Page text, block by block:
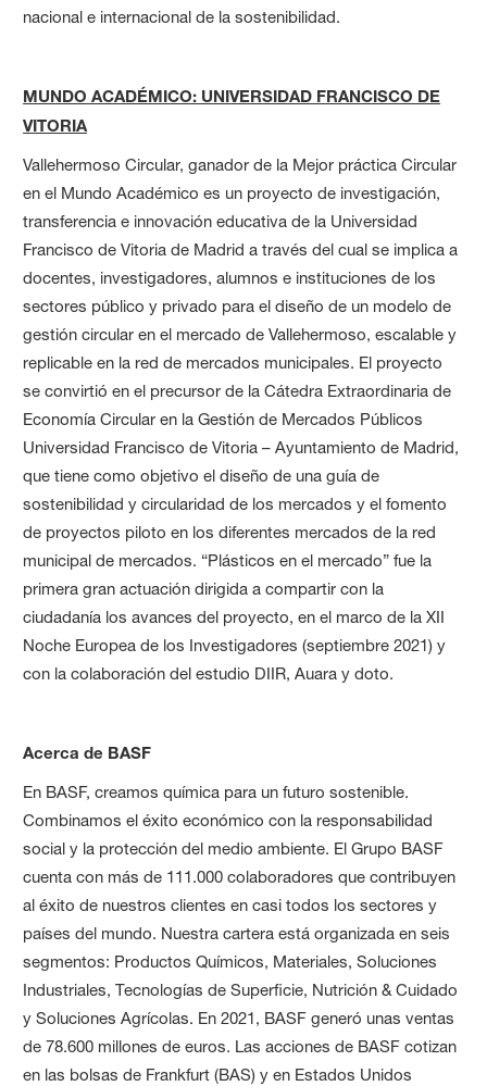
nacional e internacional de la sostenibilidad.
MUNDO ACADÉMICO: UNIVERSIDAD FRANCISCO DE
VITORIA
Vallehermoso Circular, ganador de la Mejor práctica Circular
en el Mundo Académico es un proyecto de investigación,
transferencia e innovación educativa de la Universidad
Francisco de Vitoria de Madrid a través del cual se implica a
docentes, investigadores, alumnos e instituciones de los
sectores público y privado para el diseño de un modelo de
gestión circular en el mercado de Vallehermoso, escalable y
replicable en la red de mercados municipales. El proyecto
se convirtió en el precursor de la Cátedra Extraordinaria de
Economía Circular en la Gestión de Mercados Públicos
Universidad Francisco de Vitoria – Ayuntamiento de Madrid,
que tiene como objetivo el diseño de una guía de
sostenibilidad y circularidad de los mercados y el fomento
de proyectos piloto en los diferentes mercados de la red
municipal de mercados. “Plásticos en el mercado” fue la
primera gran actuación dirigida a compartir con la
ciudadanía los avances del proyecto, en el marco de la XII
Noche Europea de los Investigadores (septiembre 2021) y
con la colaboración del estudio DIIR, Auara y doto.
Acerca de BASF
En BASF, creamos química para un futuro sostenible.
Combinamos el éxito económico con la responsabilidad
social y la protección del medio ambiente. El Grupo BASF
cuenta con más de 111.000 colaboradores que contribuyen
al éxito de nuestros clientes en casi todos los sectores y
países del mundo. Nuestra cartera está organizada en seis
segmentos: Productos Químicos, Materiales, Soluciones
Industriales, Tecnologías de Superficie, Nutrición & Cuidado
y Soluciones Agrícolas. En 2021, BASF generó unas ventas
de 78.600 millones de euros. Las acciones de BASF cotizan
en las bolsas de Frankfurt (BAS) y en Estados Unidos